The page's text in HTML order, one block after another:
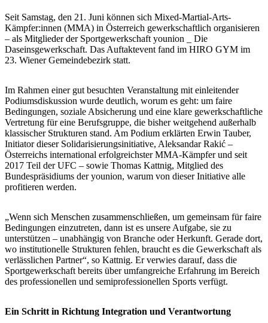
Seit Samstag, den 21. Juni können sich Mixed-Martial-Arts-
Kämpfer:innen (MMA) in Österreich gewerkschaftlich organisieren
– als Mitglieder der Sportgewerkschaft younion _ Die
Daseinsgewerkschaft. Das Auftaktevent fand im HIRO GYM im
23. Wiener Gemeindebezirk statt.
Im Rahmen einer gut besuchten Veranstaltung mit einleitender
Podiumsdiskussion wurde deutlich, worum es geht: um faire
Bedingungen, soziale Absicherung und eine klare gewerkschaftliche
Vertretung für eine Berufsgruppe, die bisher weitgehend außerhalb
klassischer Strukturen stand. Am Podium erklärten Erwin Tauber,
Initiator dieser Solidarisierungsinitiative, Aleksandar Rakić –
Österreichs international erfolgreichster MMA-Kämpfer und seit
2017 Teil der UFC – sowie Thomas Kattnig, Mitglied des
Bundespräsidiums der younion, warum von dieser Initiative alle
profitieren werden.
„Wenn sich Menschen zusammenschließen, um gemeinsam für faire
Bedingungen einzutreten, dann ist es unsere Aufgabe, sie zu
unterstützen – unabhängig von Branche oder Herkunft. Gerade dort,
wo institutionelle Strukturen fehlen, braucht es die Gewerkschaft als
verlässlichen Partner“, so Kattnig. Er verwies darauf, dass die
Sportgewerkschaft bereits über umfangreiche Erfahrung im Bereich
des professionellen und semiprofessionellen Sports verfügt.
Ein Schritt in Richtung Integration und Verantwortung